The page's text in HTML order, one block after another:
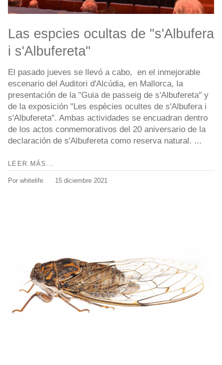
Las espcies ocultas de "s'Albufera
i s'Albufereta"
El pasado jueves se llevó a cabo, en el inmejorable
escenario del Auditori d'Alcúdia, en Mallorca, la
presentación de la "Guia de passeig de s'Albufereta" y
de la exposición "Les espècies ocultes de s'Albufera i
s'Albufereta". Ambas actividades se encuadran dentro
de los actos conmemorativos del 20 aniversario de la
declaración de s'Albufereta como reserva natural. ...
LEER MÁS...
Por whitelife 15 diciembre 2021